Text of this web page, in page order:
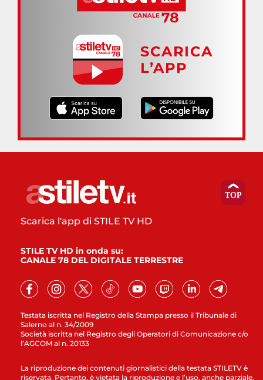
SCARICA
L’APP
Testata iscritta nel Registro della Stampa presso il Tribunale di
Salerno al n. 34/2009
Società iscritta nel Registro degli Operatori di Comunicazione c/o
l’AGCOM al n. 20133
Scarica l'app di STILE TV HD
STILE TV HD in onda su:
CANALE 78 DEL DIGITALE TERRESTRE
La riproduzione dei contenuti giornalistici della testata STILETV è
riservata. Pertanto, è vietata la riproduzione e l’uso, anche parziale,